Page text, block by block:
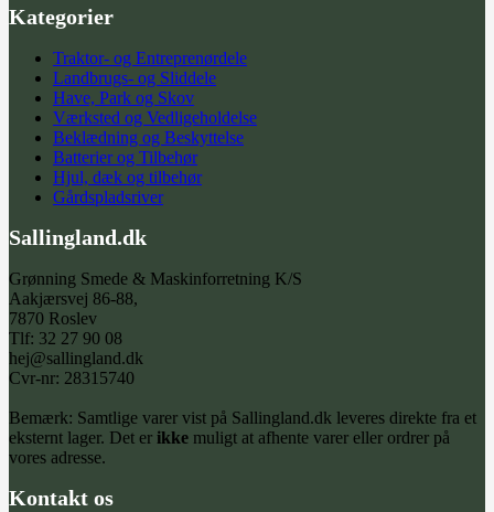
Kategorier
Traktor- og Entreprenørdele
Landbrugs- og Sliddele
Have, Park og Skov
Værksted og Vedligeholdelse
Beklædning og Beskyttelse
Batterier og Tilbehør
Hjul, dæk og tilbehør
Gårdspladsriver
Sallingland.dk
Grønning Smede & Maskinforretning K/S
Aakjærsvej 86-88,
7870 Roslev
Tlf: 32 27 90 08
hej@sallingland.dk
Cvr-nr: 28315740
Bemærk: Samtlige varer vist på Sallingland.dk leveres direkte fra et
eksternt lager. Det er ikke muligt at afhente varer eller ordrer på
vores adresse.
Kontakt os